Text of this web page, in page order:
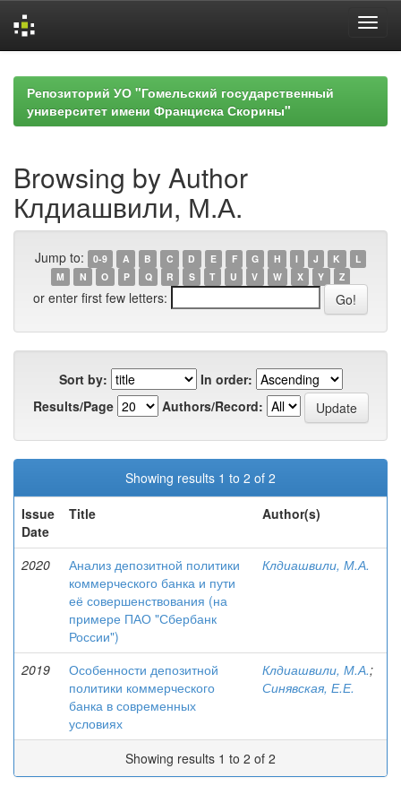
navigationРепозиторий УО "Гомельский государственный
университет имени Франциска Скорины"
Browsing by Author
Клдиашвили, М.А.
Jump to: 0-9 A B C D E F G H I J K
L
M
N O P Q R S T U V W X Y Z
or enter first few letters:
Sort by:
In order:
Results/Page
Authors/Record:
Showing results 1 to 2 of 2
Issue
Date
Title Author(s)
2020
Анализ депозитной политики
коммерческого банка и пути
её совершенствования (на
примере ПАО "Сбербанк
России")
Клдиашвили, М.А.
2019
Особенности депозитной
политики коммерческого
банка в современных
условиях
Клдиашвили, М.А.;
Синявская, Е.Е.
Showing results 1 to 2 of 2